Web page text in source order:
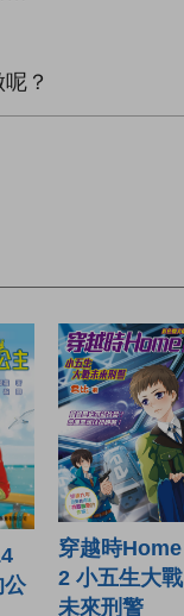
？
公
穿越時Home
2 小五生大戰
未來刑警